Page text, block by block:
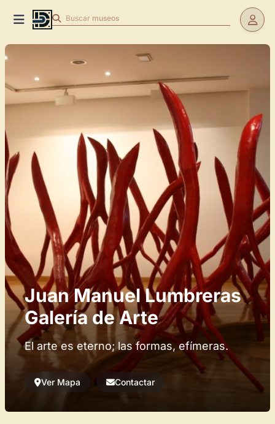
Buscar museos
Juan Manuel Lumbreras
Galería de Arte
El arte es eterno; las formas, efímeras.
Ver Mapa Contactar